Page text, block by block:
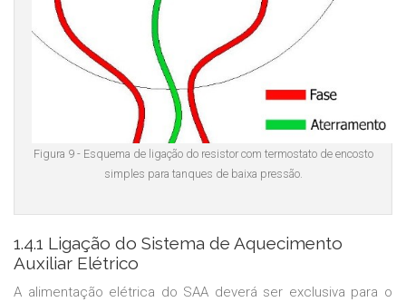
Figura 9 - Esquema de ligação do resistor com termostato de encosto
simples para tanques de baixa pressão.
1.4.1 Ligação do Sistema de Aquecimento
Auxiliar Elétrico
A alimentação elétrica do SAA deverá ser exclusiva para o